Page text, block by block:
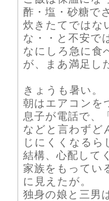
酢・塩・砂糖で
炊きたてではな
な・・と不安で
なにしろ急に食
が、まあ満足し
きょうも暑い。
朝はエアコンを
息子が電話で、
などと言わずど
じにくくなるら
結構、心配して
家族をもってい
に見えたが。
独身の娘と三男